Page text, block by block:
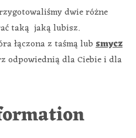
dwie różne
taką jaką lubisz.
łączona z taśmą lubsmycz
odpowiednią dla Ciebie i dla